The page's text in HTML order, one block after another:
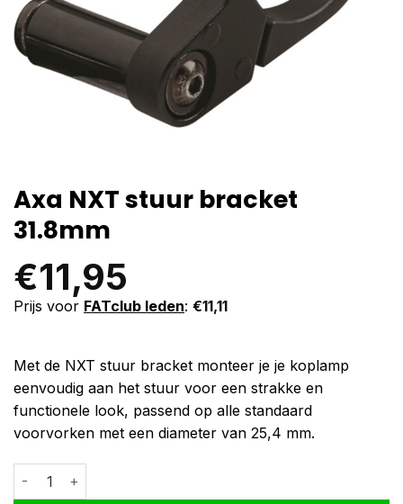
Axa NXT stuur bracket
31.8mm
€11,95
Prijs voor FATclub leden: €11,11
Met de NXT stuur bracket monteer je je koplamp
eenvoudig aan het stuur voor een strakke en
functionele look, passend op alle standaard
voorvorken met een diameter van 25,4 mm.
Axa NXT stuur bracket 31.8mm aantal
Alternative: